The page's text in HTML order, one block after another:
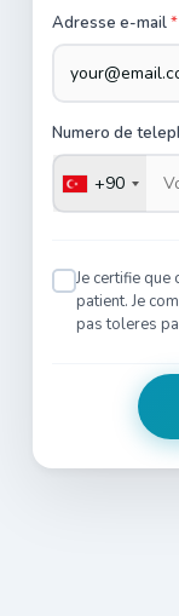
Adresse e-mail*
Numero de
+90
Je certifie que
patient. Je
pas toleres